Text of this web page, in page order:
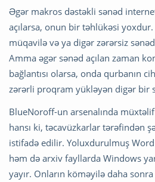
Əgər makros dəstəkli sənəd
açılarsa, onun bir təhlükəsi
müqavilə və ya digər zərərsiz
Amma əgər sənəd açılan zaman
bağlantısı olarsa, onda qurbanın
zərərli proqram yükləyən digər bir
BlueNoroff-un arsenalında
hansı ki, təcavüzkarlar tərəfindən
istifadə edilir. Yoluxdurulmuş
həm də arxiv fayllarda Windows
yayır. Onların köməyilə daha